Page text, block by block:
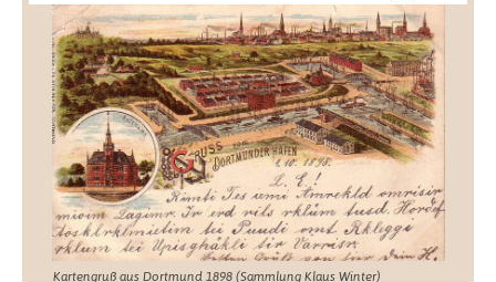
Kartengruß aus Dortmund 1898 (Sammlung Klaus Winter)